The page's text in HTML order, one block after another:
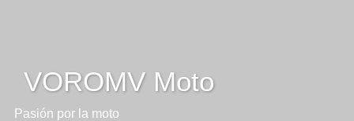
VOROMV Moto
Pasión por la moto